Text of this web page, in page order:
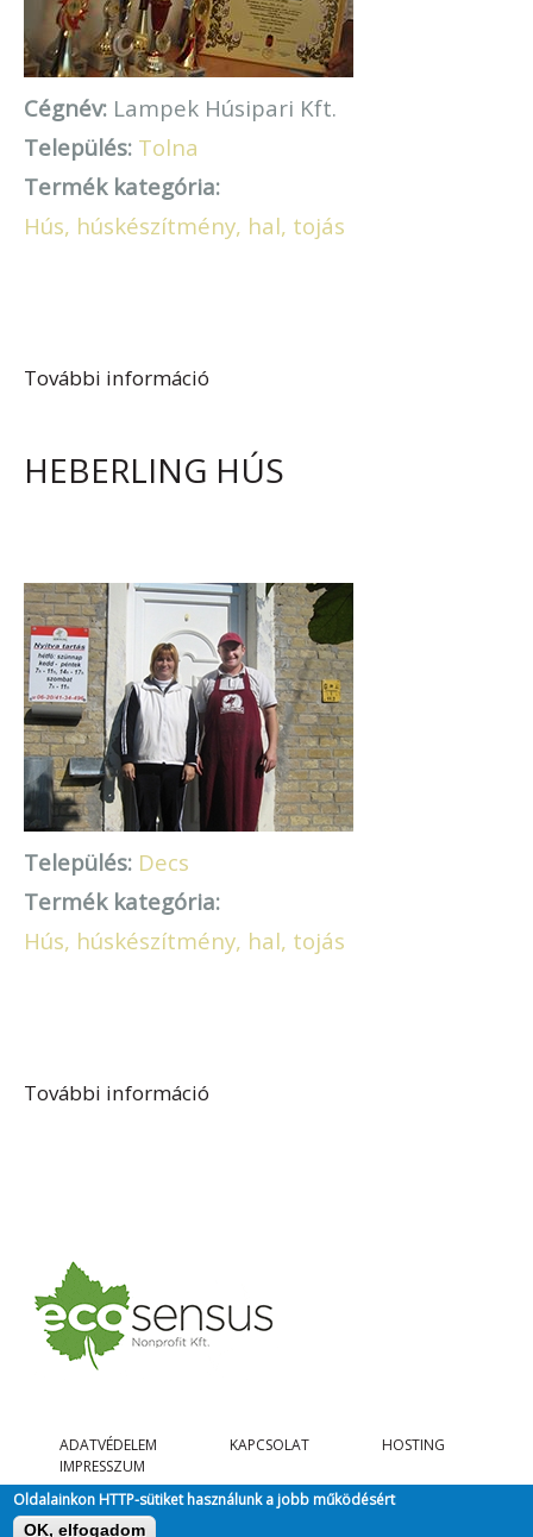
Cégnév: Lampek Húsipari Kft.
Település: Tolna
Termék kategória:
Hús, húskészítmény, hal, tojás
További információ
HEBERLING HÚS
Település: Decs
Termék kategória:
Hús, húskészítmény, hal, tojás
További információ
ADATVÉDELEM KAPCSOLAT
HOSTING
IMPRESSZUM
Oldalainkon HTTP-sütiket használunk a jobb működésért
OK, elfogadom